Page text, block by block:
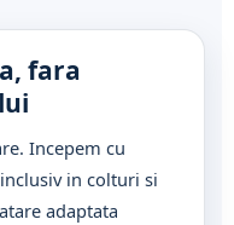
fara
Incepem cu
in colturi si
adaptata